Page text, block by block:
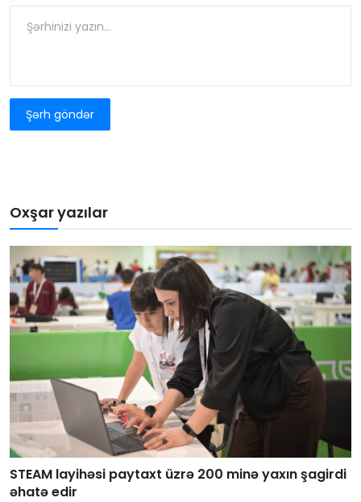
Şərh göndər
Oxşar yazılar
STEAM layihəsi paytaxt üzrə 200 minə yaxın şagirdi
əhatə edir